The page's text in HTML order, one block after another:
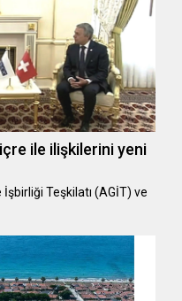
ile ilişkilerini yeni
Teşkilatı (AGİT) ve